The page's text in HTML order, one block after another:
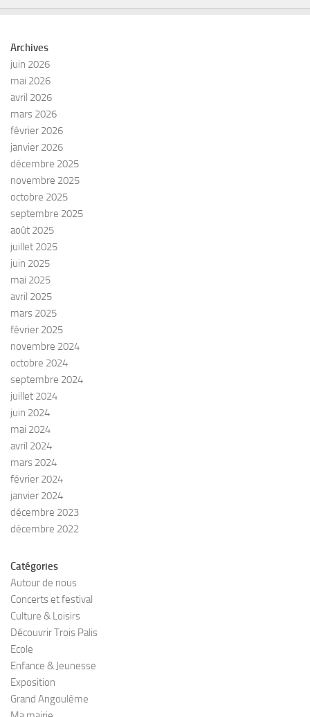
Archives
juin 2026
mai 2026
avril 2026
mars 2026
février 2026
janvier 2026
décembre 2025
novembre 2025
octobre 2025
septembre 2025
août 2025
juillet 2025
juin 2025
mai 2025
avril 2025
mars 2025
février 2025
novembre 2024
octobre 2024
septembre 2024
juillet 2024
juin 2024
mai 2024
avril 2024
mars 2024
février 2024
janvier 2024
décembre 2023
décembre 2022
Catégories
Autour de nous
Concerts et festival
Culture & Loisirs
Découvrir Trois Palis
Ecole
Enfance & Jeunesse
Exposition
Grand Angoulême